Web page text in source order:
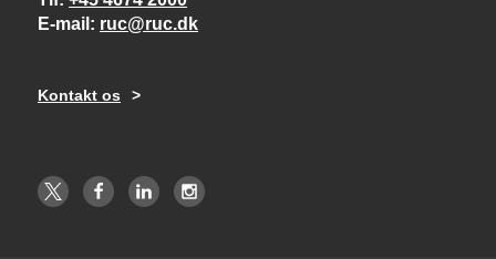
E-mail
ruc@ruc.dk
Kontakt os